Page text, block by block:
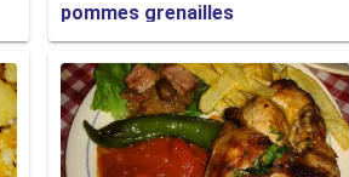
pommes grenailles